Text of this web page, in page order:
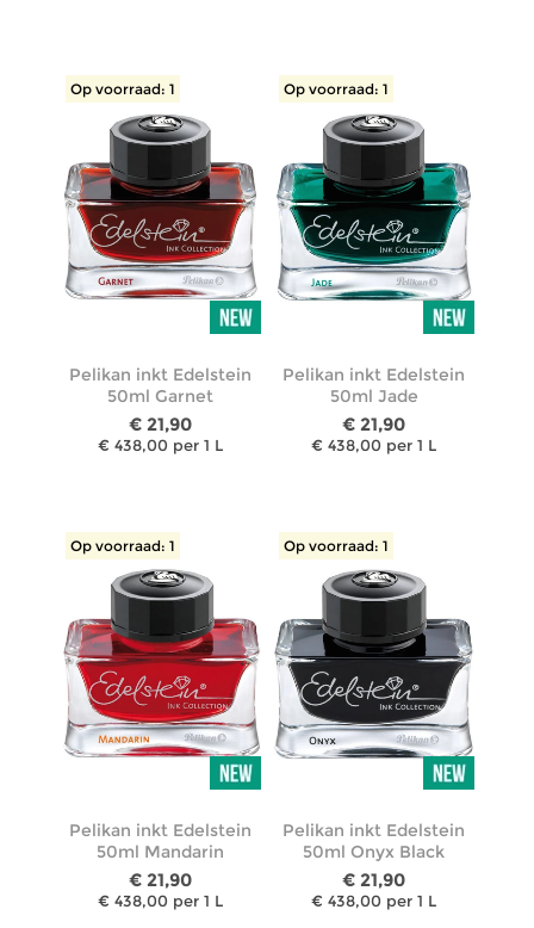
Op voorraad: 1
Pelikan inkt Edelstein
50ml Garnet
€ 21,90
€ 438,00 per 1 L
Op voorraad: 1
Pelikan inkt Edelstein
50ml Jade
€ 21,90
€ 438,00 per 1 L
Op voorraad: 1
Pelikan inkt Edelstein
50ml Mandarin
€ 21,90
€ 438,00 per 1 L
Op voorraad: 1
Pelikan inkt Edelstein
50ml Onyx Black
€ 21,90
€ 438,00 per 1 L